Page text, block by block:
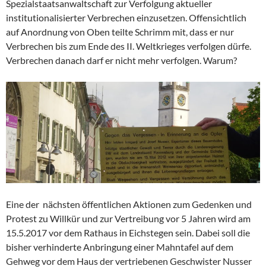
Spezialstaatsanwaltschaft zur Verfolgung aktueller
institutionalisierter Verbrechen einzusetzen. Offensichtlich
auf Anordnung von Oben teilte Schrimm mit, dass er nur
Verbrechen bis zum Ende des II. Weltkrieges verfolgen dürfe.
Verbrechen danach darf er nicht mehr verfolgen. Warum?
Eine der nächsten öffentlichen Aktionen zum Gedenken und
Protest zu Willkür und zur Vertreibung vor 5 Jahren wird am
15.5.2017 vor dem Rathaus in Eichstegen sein. Dabei soll die
bisher verhinderte Anbringung einer Mahntafel auf dem
Gehweg vor dem Haus der vertriebenen Geschwister Nusser